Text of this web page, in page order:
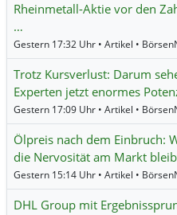
Rheinmetall-Aktie vor den
…
Gestern 17:32 Uhr • Artikel •
Trotz Kursverlust: Darum
Experten jetzt enormes
Gestern 17:09 Uhr • Artikel •
Ölpreis nach dem Einbruch:
die Nervosität am Markt
Gestern 15:14 Uhr • Artikel •
DHL Group mit